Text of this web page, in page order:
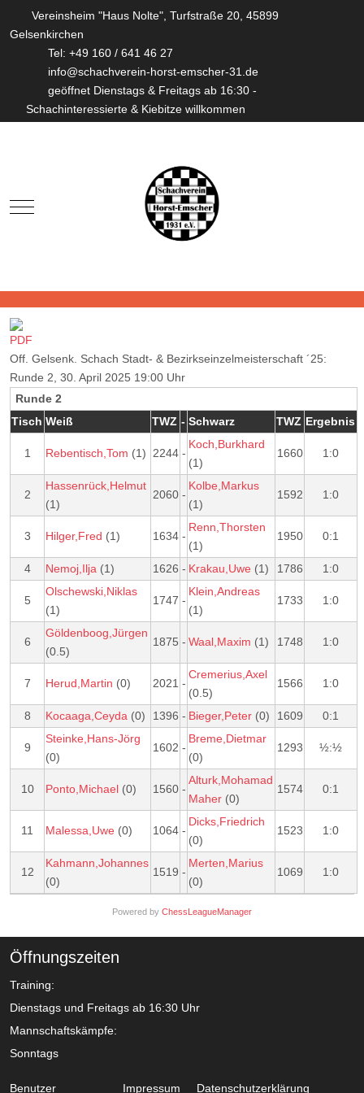
Vereinsheim "Haus Nolte", Turfstraße 20, 45899
Gelsenkirchen
Tel: +49 160 / 641 46 27
info@schachverein-horst-emscher-31.de
geöffnet Dienstags & Freitags ab 16:30 -
Schachinteressierte & Kiebitze willkommen
Mobile Menu Toggle
Off. Gelsenk. Schach Stadt- & Bezirkseinzelmeisterschaft ´25:
Runde 2, 30. April 2025 19:00 Uhr
Runde 2
Tisch Weiß TWZ - Schwarz TWZ Ergebnis
1 Rebentisch,Tom (1) 2244 -
Koch,Burkhard
(1)
1660 1:0
2
Hassenrück,Helmut
(1)
2060 -
Kolbe,Markus
(1)
1592 1:0
3 Hilger,Fred (1) 1634 -
Renn,Thorsten
(1)
1950 0:1
4 Nemoj,Ilja (1) 1626 - Krakau,Uwe (1) 1786 1:0
5
Olschewski,Niklas
(1)
1747 -
Klein,Andreas
(1)
1733 1:0
6
Göldenboog,Jürgen
(0.5)
1875 - Waal,Maxim (1) 1748 1:0
7 Herud,Martin (0) 2021 -
Cremerius,Axel
(0.5)
1566 1:0
8 Kocaaga,Ceyda (0) 1396 - Bieger,Peter (0) 1609 0:1
9
Steinke,Hans-Jörg
(0)
1602 -
Breme,Dietmar
(0)
1293 ½:½
10 Ponto,Michael (0) 1560 -
Alturk,Mohamad
Maher (0)
1574 0:1
11 Malessa,Uwe (0) 1064 -
Dicks,Friedrich
(0)
1523 1:0
12
Kahmann,Johannes
(0)
1519 -
Merten,Marius
(0)
1069 1:0
Powered by ChessLeagueManager
Öffnungszeiten
Training:
Dienstags und Freitags ab 16:30 Uhr
Mannschaftskämpfe:
Sonntags
Benutzer Impressum Datenschutzerklärung